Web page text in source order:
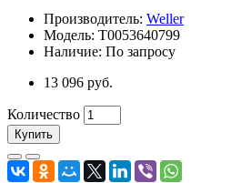
Производитель: Weller
Модель: T0053640799
Наличие: По запросу
13 096 руб.
Количество
Купить